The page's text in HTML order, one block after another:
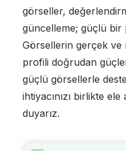
görseller,
güncelleme; güçlü bir
Görsellerin gerçek ve
profili doğrudan
güçlü görsellerle
ihtiyacınızı birlikte
duyarız.